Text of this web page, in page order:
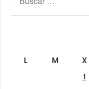
L M X
1